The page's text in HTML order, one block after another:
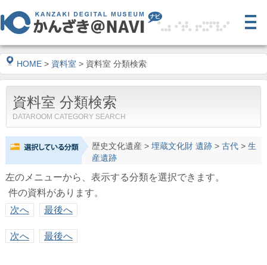
HOME > 資料室 > 資料室 分類検索
資料室 分類検索
DATAROOM CATEGORY SEARCH
歴史文化遺産> 埋蔵文化財 遺跡> 古代> 生
産遺跡
左のメニューから、表示する分類を選択できます。
件の資料があります。
次へ
最後へ
次へ 最後へ